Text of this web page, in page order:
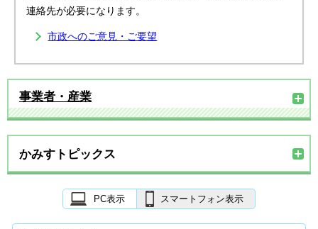
連絡先が必要になります。
市政へのご意見・ご要望
事業者・産業
かみすトピックス
PC表示 スマートフォン表示